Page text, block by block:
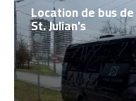
Location de bus
St. Julian's